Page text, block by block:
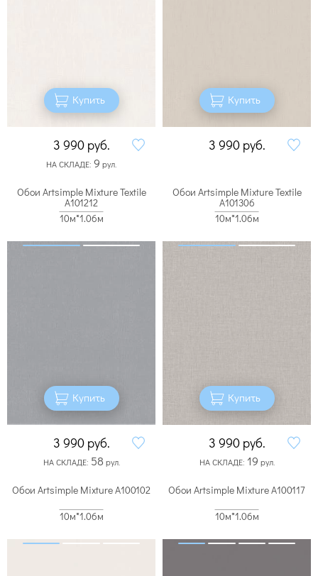
Купить
3 990 руб.
НА СКЛАДЕ: 9 рул.
Купить
3 990 руб.
Обои Artsimple Mixture Textile
A101212
10м*1.06м
Купить
3 990 руб.
НА СКЛАДЕ: 58 рул.
Обои Artsimple Mixture Textile
A101306
10м*1.06м
Купить
3 990 руб.
НА СКЛАДЕ: 19 рул.
Обои Artsimple Mixture A100102
10м*1.06м
Обои Artsimple Mixture A100117
10м*1.06м